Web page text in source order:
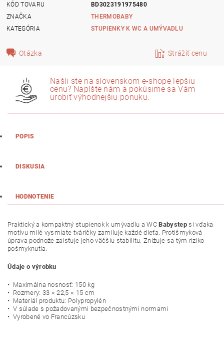
KÓD TOVARU
BD3023191975480
ZNAČKA
THERMOBABY
KATEGÓRIA
STUPIENKY K WC A UMÝVADLU
Otázka Strážiť cenu
Našli ste na slovenskom e-shope lepšiu
cenu? Napíšte nám a pokúsime sa Vám
urobiť výhodnejšiu ponuku.
POPIS
DISKUSIA
HODNOTENIE
Praktický a kompaktný stupienok k umývadlu a WCBabystepsi vďaka
motívu milé vysmiate tváričky zamiluje každé dieťa. Protišmyková
úprava podnože zaisťuje jeho väčšiu stabilitu. Znižuje sa tým riziko
pošmyknutia.
Údaje o výrobku
• Maximálna nosnosť: 150 kg
• Rozmery: 33 × 22,5 × 15 cm
• Materiál produktu: Polypropylén
• V súlade s požadovanými bezpečnostnými normami
• Vyrobené vo Francúzsku